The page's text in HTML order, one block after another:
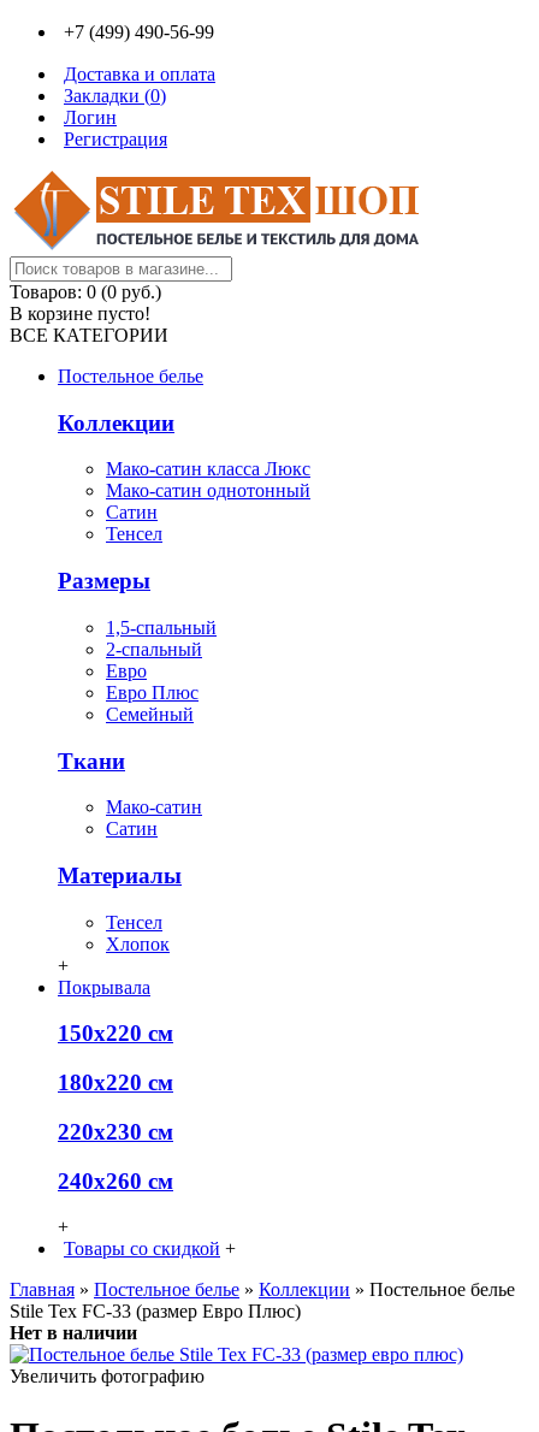
+7 (499) 490-56-99
Доставка и оплата
Закладки (0)
Логин
Регистрация
Товаров: 0 (0 руб.)
В корзине пусто!
ВСЕ КАТЕГОРИИ
Постельное белье
Коллекции
Мако-сатин класса Люкс
Мако-сатин однотонный
Сатин
Тенсел
Размеры
1,5-спальный
2-спальный
Евро
Евро Плюс
Семейный
Ткани
Мако-сатин
Сатин
Материалы
Тенсел
Хлопок
+
Покрывала
150х220 см
180х220 см
220х230 см
240х260 см
+
Товары со скидкой +
Главная » Постельное белье » Коллекции » Постельное белье
Stile Tex FC-33 (размер Евро Плюс)
Нет в наличии
Увеличить фотографию